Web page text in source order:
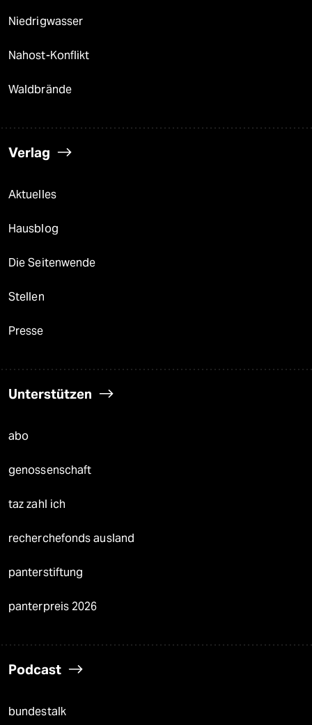
Niedrigwasser
Nahost-Konflikt
Waldbrände
Verlag
Aktuelles
Hausblog
Die Seitenwende
Stellen
Presse
Unterstützen
abo
genossenschaft
taz zahl ich
recherchefonds ausland
panterstiftung
panterpreis 2026
Podcast
bundestalk